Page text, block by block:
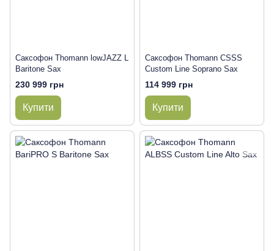
Саксофон Thomann lowJAZZ L
Baritone Sax
230 999 грн
Купити
Саксофон Thomann CSSS
Custom Line Soprano Sax
114 999 грн
Купити